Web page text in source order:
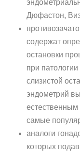
Дюфастон,
содержат
остановки
при патологии
слизистой
эндометрий
естественным
самые
аналоги
которых